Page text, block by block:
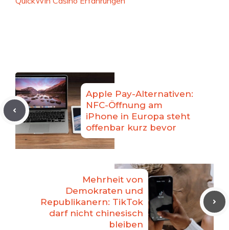
Apple Pay-Alternativen:
NFC-Öffnung am
iPhone in Europa steht
offenbar kurz bevor
Mehrheit von
Demokraten und
Republikanern: TikTok
darf nicht chinesisch
bleiben